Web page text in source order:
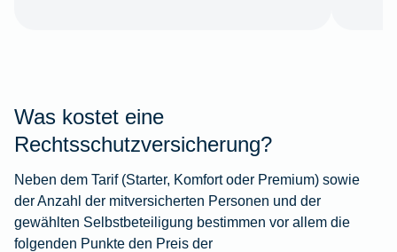
Was kostet eine
Rechtsschutzversicherung?
Neben dem Tarif (Starter, Komfort oder Premium) sowie
der Anzahl der mitversicherten Personen und der
gewählten Selbstbeteiligung bestimmen vor allem die
folgenden Punkte den Preis der